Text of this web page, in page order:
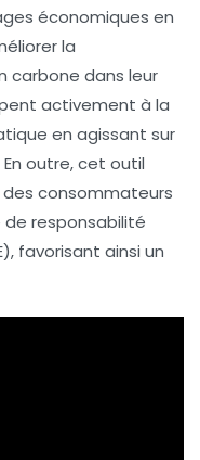
économiques en
la
carbone dans leur
activement à la
en agissant sur
outre, cet outil
consommateurs
responsabilité
favorisant ainsi un